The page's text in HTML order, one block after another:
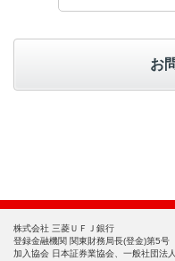
お
株式会社 三菱ＵＦＪ銀行
登録金融機関 関東財務局長(登金)第5号
加入協会 日本証券業協会、一般社団法